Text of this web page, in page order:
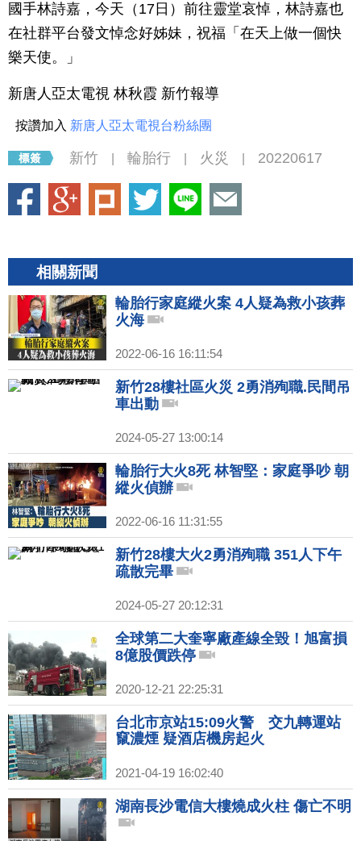
國手林詩嘉，今天（17日）前往靈堂哀悼，林詩嘉也
在社群平台發文悼念好姊妹，祝福「在天上做一個快
樂天使。」
新唐人亞太電視 林秋霞 新竹報導
按讚加入 新唐人亞太電視台粉絲團
新竹 輪胎行 火災 20220617
相關新聞
輪胎行家庭縱火案 4人疑為救小孩葬
火海
2022-06-16 16:11:54
新竹28樓社區火災 2勇消殉職.民間吊
車出動
2024-05-27 13:00:14
輪胎行大火8死 林智堅：家庭爭吵 朝
縱火偵辦
2022-06-16 11:31:55
新竹28樓大火2勇消殉職 351人下午
疏散完畢
2024-05-27 20:12:31
全球第二大奎寧廠產線全毀！旭富損
8億股價跌停
2020-12-21 22:25:31
台北市京站15:09火警 交九轉運站
竄濃煙 疑酒店機房起火
2021-04-19 16:02:40
湖南長沙電信大樓燒成火柱 傷亡不明